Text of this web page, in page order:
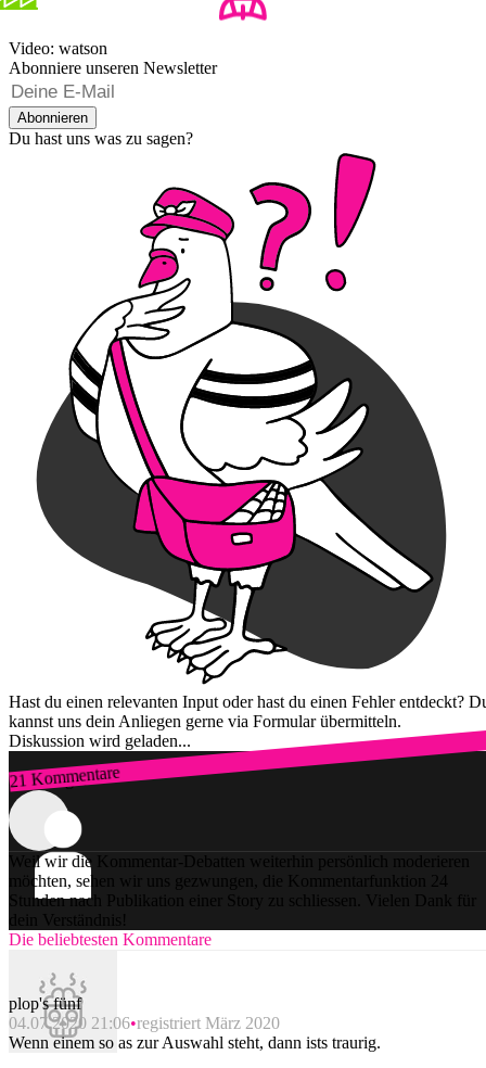
Video: watson
Abonniere unseren Newsletter
Abonnieren
Du hast uns was zu sagen?
Hast du einen relevanten Input oder hast du einen Fehler entdeckt?
kannst uns dein Anliegen gerne via Formular übermitteln.
Diskussion wird geladen...
21 Kommentare
Zum Login
Weil wir die Kommentar-Debatten weiterhin persönlich moderieren
möchten, sehen wir uns gezwungen, die Kommentarfunktion 24
Stunden nach Publikation einer Story zu schliessen. Vielen Dank für
dein Verständnis!
Die beliebtesten Kommentare
plop's fünf
04.07.2020 21:06 registriert März 2020
Wenn einem so as zur Auswahl steht, dann ists traurig.